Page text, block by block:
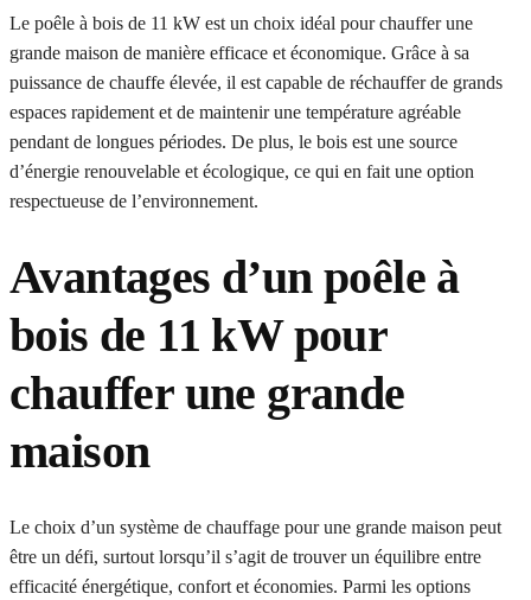
Le poêle à bois de 11 kW est un choix idéal pour chauffer une
grande maison de manière efficace et économique. Grâce à sa
puissance de chauffe élevée, il est capable de réchauffer de grands
espaces rapidement et de maintenir une température agréable
pendant de longues périodes. De plus, le bois est une source
d’énergie renouvelable et écologique, ce qui en fait une option
respectueuse de l’environnement.
Avantages d’un poêle à
bois de 11 kW pour
chauffer une grande
maison
Le choix d’un système de chauffage pour une grande maison peut
être un défi, surtout lorsqu’il s’agit de trouver un équilibre entre
efficacité énergétique, confort et économies. Parmi les options